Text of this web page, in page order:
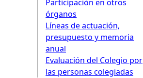
Participación en otros
órganos
Líneas de actuación,
presupuesto y memoria
anual
Evaluación del Colegio por
las personas colegiadas